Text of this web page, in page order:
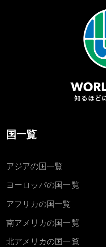
国一覧
アジアの国一覧
ヨーロッパの国一覧
アフリカの国一覧
南アメリカの国一覧
北アメリカの国一覧